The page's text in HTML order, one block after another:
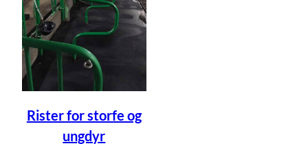
Rister for storfe og
ungdyr